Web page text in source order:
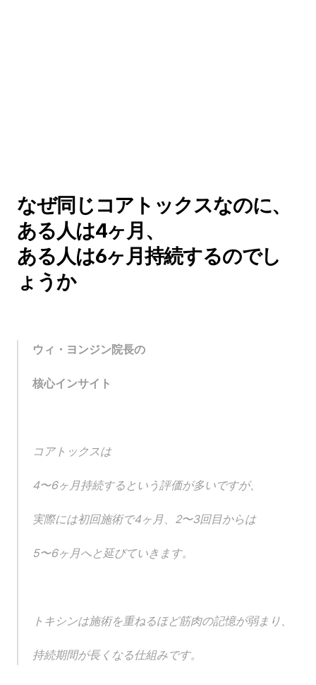
なぜ同じコアトックスなのに、
ある人は4ヶ月、
ある人は6ヶ月持続するのでし
ょうか
ウィ・ヨンジン院長の
核心インサイト
コアトックスは
4〜6ヶ月持続するという評価が多いですが、
実際には初回施術で4ヶ月、2〜3回目からは
5〜6ヶ月へと延びていきます。
トキシンは施術を重ねるほど筋肉の記憶が弱まり、
持続期間が長くなる仕組みです。